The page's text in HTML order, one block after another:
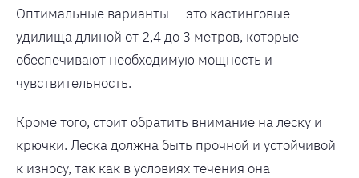
Оптимальные варианты — это кастинговые
удилища длиной от 2,4 до 3 метров, которые
обеспечивают необходимую мощность и
чувствительность.
Кроме того, стоит обратить внимание на леску и
крючки. Леска должна быть прочной и устойчивой
к износу, так как в условиях течения она